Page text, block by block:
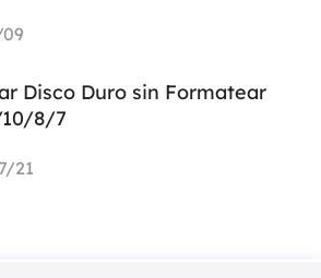
Disco Duro sin Formatear
8/7
21